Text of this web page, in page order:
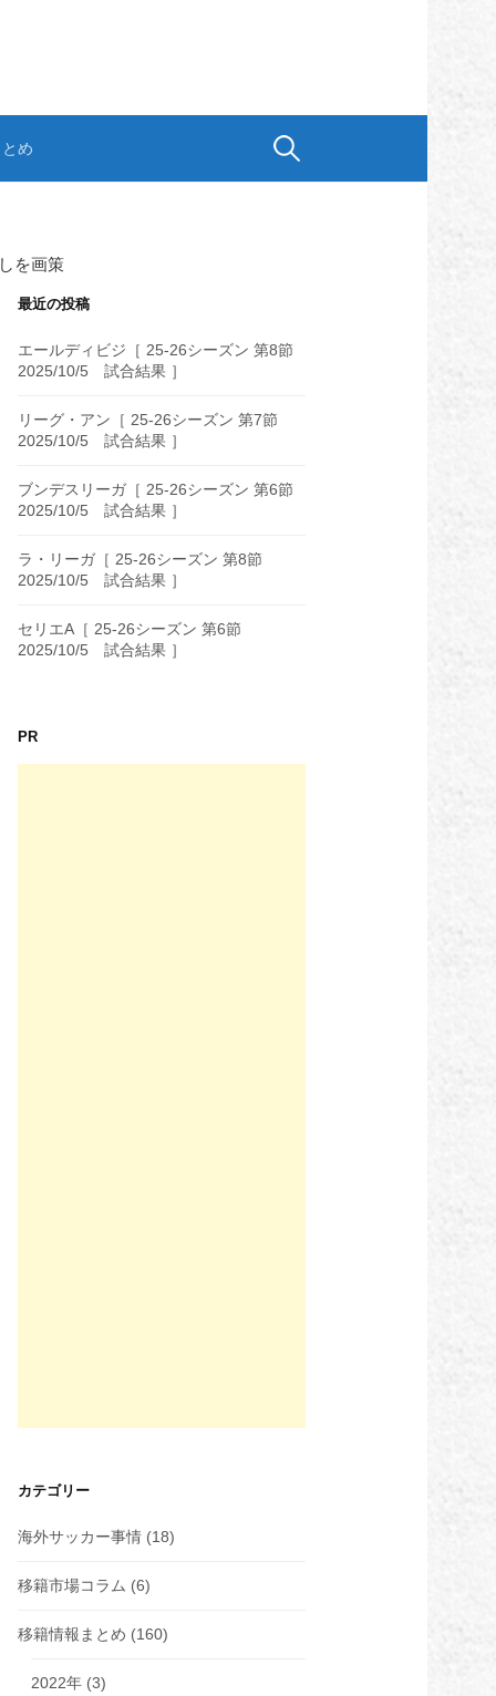
め 検
を画策
最近の投稿
エールディビジ［ 25-26シーズン 第8節
2025/10/5 試合結果 ］
リーグ・アン［ 25-26シーズン 第7節
2025/10/5 試合結果 ］
ブンデスリーガ［ 25-26シーズン 第6節
2025/10/5 試合結果 ］
ラ・リーガ［ 25-26シーズン 第8節
2025/10/5 試合結果 ］
セリエA［ 25-26シーズン 第6節
2025/10/5 試合結果 ］
PR
カテゴリー
海外サッカー事情 (18)
移籍市場コラム (6)
移籍情報まとめ (160)
2022年 (3)